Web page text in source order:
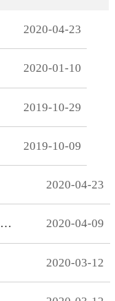
2020-04-23
2020-01-10
2019-10-29
2019-10-09
2020-04-23
选购三维旋转清洗喷头时不能忽略的事项有哪些 2020-04-09
2020-03-12